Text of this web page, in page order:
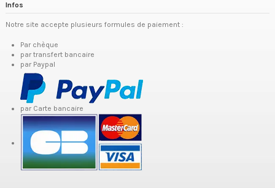
Infos
Notre site accepte plusieurs formules de paiement :
Par chèque
par transfert bancaire
par Paypal
par Carte bancaire